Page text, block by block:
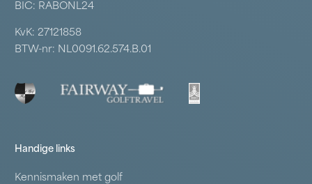
BIC: RABONL24
KvK: 27121858
BTW-nr: NL0091.62.574.B.01
Handige links
Kennismaken met golf